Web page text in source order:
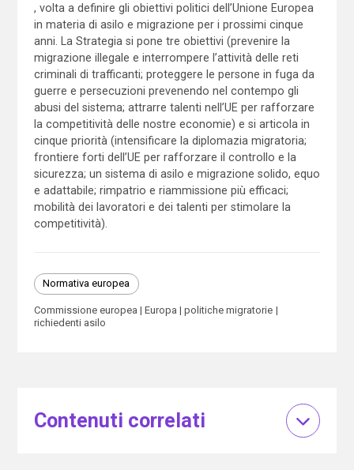
, volta a definire gli obiettivi politici dell’Unione Europea
in materia di asilo e migrazione per i prossimi cinque
anni. La Strategia si pone tre obiettivi (prevenire la
migrazione illegale e interrompere l’attività delle reti
criminali di trafficanti; proteggere le persone in fuga da
guerre e persecuzioni prevenendo nel contempo gli
abusi del sistema; attrarre talenti nell’UE per rafforzare
la competitività delle nostre economie) e si articola in
cinque priorità (intensificare la diplomazia migratoria;
frontiere forti dell’UE per rafforzare il controllo e la
sicurezza; un sistema di asilo e migrazione solido, equo
e adattabile; rimpatrio e riammissione più efficaci;
mobilità dei lavoratori e dei talenti per stimolare la
competitività).
Normativa europea
Commissione europea Europa
politiche migratorie
richiedenti asilo
Contenuti correlati